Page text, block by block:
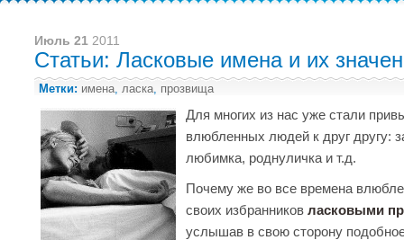
Июль 21 2011
Статьи: Ласковые имена и их
Метки: имена, ласка, прозвища
Для многих из нас уже стали
влюбленных людей к друг другу:
любимка, роднуличка и т.д.
Почему же во все времена
своих избранников ласковыми
услышав в свою сторону